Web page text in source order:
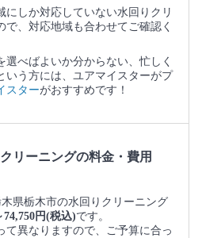
にしか対応していない水回りクリ
で、対応地域も合わせてご確認く
べばよいか分からない、忙しく
いう方には、ユアマイスターがプ
スターがおすすめです！
リーニングの料金・費用
県栃木市の水回りクリーニング
74,750円(税込)です。
て異なりますので、ご予算に合っ